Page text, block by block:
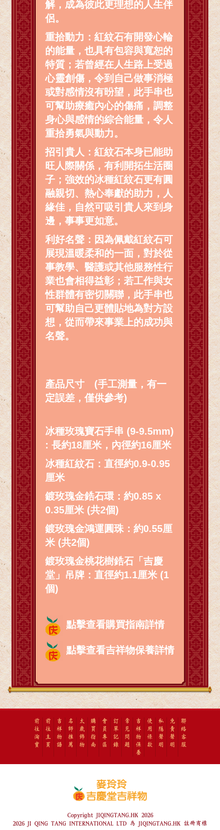
解，成為彼此更理想的人生伴
侶。
重拾動力：紅紋石有開發心輪
的能量，也具有包容與寬恕的
特質；若曾經在人生路上受過
心靈創傷，令到自己做事消極
或對感情沒有昐望，此手串也
可幫助療癒內心的傷痛，調整
身心與感情的綜合能量，令人
重拾勇氣與動力。
招引貴人：紅紋石本身已能助
旺人際關係，有利開拓生活圈
子；強效的冰種紅紋石更有圓
融親切、熱心奉獻的助力，人
緣佳，自然可吸引貴人來到身
邊，事事更如意。
利好名聲：因為佩戴紅紋石可
展現溫暖柔和的一面，對於從
事教學、醫護或其他服務性行
業也會相得益彰；若工作與女
性群體有密切關聯，此手串也
可幫助自己更體貼地為對方設
想，從而帶來事業上的成功與
名聲。
產品尺寸 (手工測量，有一
定誤差，僅供參考)
冰種玫瑰寶石手串 (9-9.5mm)
: 長約18厘米，內徑約16厘米
冰種紅紋石：直徑約0.9-0.95
厘米
鍍玫瑰金鋯石環：約0.85 x
0.35厘米 (共2個)
鍍玫瑰金鴻運圓珠：約0.55厘
米 (共2個)
鍍玫瑰金桃花樹鋯石「吉慶
堂」吊牌：直徑約1.1厘米 (1
個)
點擊查看購買指南詳情
點擊查看吉祥物保養詳情
前
往
淘
寶
前
往
主
頁
吉
祥
物
語
名
師
推
薦
太
歲
飾
物
購
買
指
南
會
員
專
區
訂
單
記
錄
常
見
問
題
吉
祥
物
保
養
使
用
條
款
私
隱
聲
明
免
責
聲
明
聯
絡
客
服
Copyright JIQINGTANG.HK 2026
2026 JI QING TANG INTERNATIONAL LTD 為 JIQINGTANG.HK 註冊商標